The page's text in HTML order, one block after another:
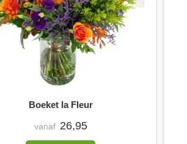
Boeket la Fleur
vanaf 26,95